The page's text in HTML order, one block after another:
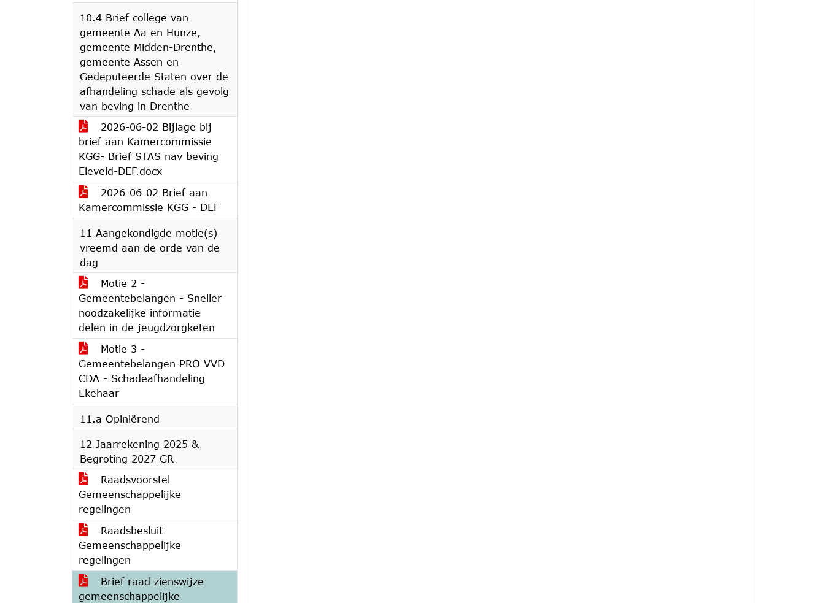
10.4 Brief college van
gemeente Aa en Hunze,
gemeente Midden-Drenthe,
gemeente Assen en
Gedeputeerde Staten over de
afhandeling schade als gevolg
van beving in Drenthe
2026-06-02 Bijlage bij
brief aan Kamercommissie
KGG- Brief STAS nav beving
Eleveld-DEF.docx
2026-06-02 Brief aan
Kamercommissie KGG - DEF
11 Aangekondigde motie(s)
vreemd aan de orde van de
dag
Motie 2 -
Gemeentebelangen - Sneller
noodzakelijke informatie
delen in de jeugdzorgketen
Motie 3 -
Gemeentebelangen PRO VVD
CDA - Schadeafhandeling
Ekehaar
11.a Opiniërend
12 Jaarrekening 2025 &
Begroting 2027 GR
Raadsvoorstel
Gemeenschappelijke
regelingen
Raadsbesluit
Gemeenschappelijke
regelingen
Brief raad zienswijze
gemeenschappelijke